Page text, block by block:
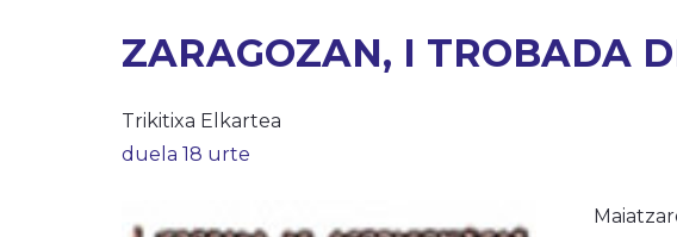
ZARAGOZAN, I TROBADA
Trikitixa Elkartea
duela 18 urte